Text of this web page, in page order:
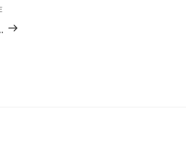
bericht